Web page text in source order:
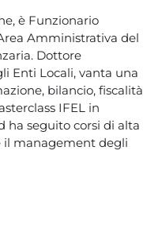
è Funzionario
Amministrativa del
Dottore
Enti Locali, vanta una
bilancio, fiscalità
IFEL in
ha seguito corsi di alta
il management degli